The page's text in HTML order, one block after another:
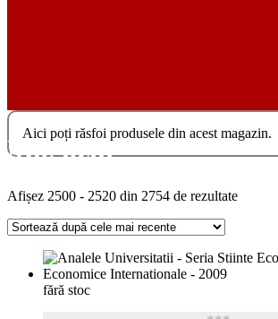
Magazin
Aici poți răsfoi produsele din acest magazin.
Afișez 2500 - 2520 din 2754 de rezultateSortat
recente
fără stoc